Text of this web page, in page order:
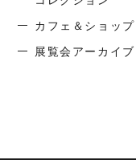
カフェ＆ショップ
展覧会アーカイブ